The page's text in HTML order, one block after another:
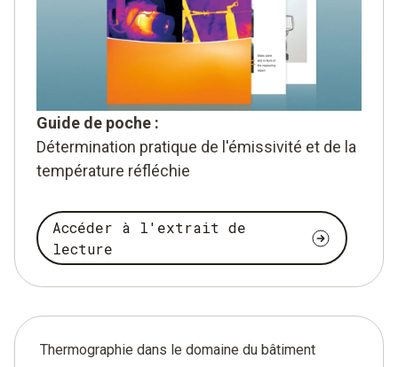
Guide de poche :
Détermination pratique de l'émissivité et de la
température réfléchie
Accéder à l'extrait de
lecture
Thermographie dans le domaine du bâtiment